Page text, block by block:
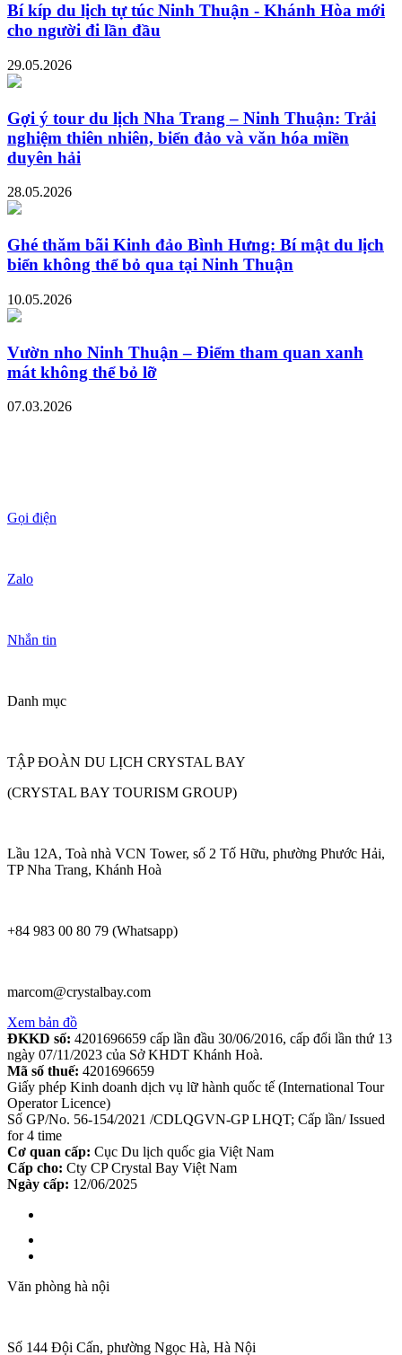
Bí kíp du lịch tự túc Ninh Thuận - Khánh Hòa mới
cho người đi lần đầu
29.05.2026
Gợi ý tour du lịch Nha Trang – Ninh Thuận: Trải
nghiệm thiên nhiên, biển đảo và văn hóa miền
duyên hải
28.05.2026
Ghé thăm bãi Kinh đảo Bình Hưng: Bí mật du lịch
biển không thể bỏ qua tại Ninh Thuận
10.05.2026
Vườn nho Ninh Thuận – Điểm tham quan xanh
mát không thể bỏ lỡ
07.03.2026
Gọi điện
Zalo
Nhắn tin
Danh mục
TẬP ĐOÀN DU LỊCH CRYSTAL BAY
(CRYSTAL BAY TOURISM GROUP)
Lầu 12A, Toà nhà VCN Tower, số 2 Tố Hữu, phường Phước Hải,
TP Nha Trang, Khánh Hoà
+84 983 00 80 79 (Whatsapp)
marcom@crystalbay.com
Xem bản đồ
ĐKKD số: 4201696659 cấp lần đầu 30/06/2016, cấp đổi lần thứ 13
ngày 07/11/2023 của Sở KHDT Khánh Hoà.
Mã số thuế: 4201696659
Giấy phép Kinh doanh dịch vụ lữ hành quốc tế (International Tour
Operator Licence)
Số GP/No. 56-154/2021 /CDLQGVN-GP LHQT; Cấp lần/ Issued
for 4 time
Cơ quan cấp: Cục Du lịch quốc gia Việt Nam
Cấp cho: Cty CP Crystal Bay Việt Nam
Ngày cấp: 12/06/2025
Văn phòng hà nội
Số 144 Đội Cấn, phường Ngọc Hà, Hà Nội